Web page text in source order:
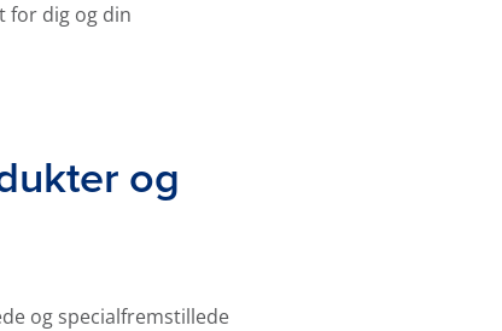
for dig og din
og
og specialfremstillede